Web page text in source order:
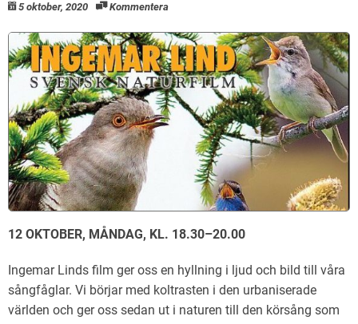
5 oktober, 2020 Kommentera
12 OKTOBER, MÅNDAG, KL. 18.30–20.00
Ingemar Linds film ger oss en hyllning i ljud och bild till våra
sångfåglar. Vi börjar med koltrasten i den urbaniserade
världen och ger oss sedan ut i naturen till den körsång som